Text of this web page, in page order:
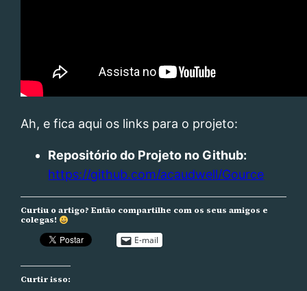
Ah, e fica aqui os links para o projeto:
Repositório do Projeto no Github:
https://github.com/acaudwell/Gource
Curtiu o artigo? Então compartilhe com os seus amigos e
colegas!
E-mail
Curtir isso: